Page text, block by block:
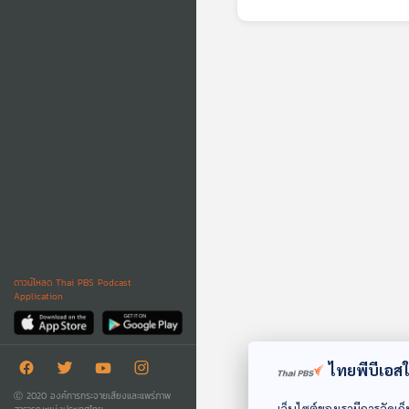
ดาวน์โหลด Thai PBS Podcast
Application
Ⓒ 2020 องค์การกระจายเสียงและแพร่ภาพ
รุ้งแ
ไทยพีบีเอส